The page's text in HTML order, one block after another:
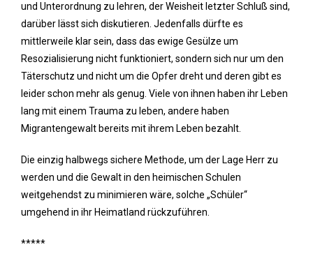
und Unterordnung zu lehren, der Weisheit letzter Schluß sind,
darüber lässt sich diskutieren. Jedenfalls dürfte es
mittlerweile klar sein, dass das ewige Gesülze um
Resozialisierung nicht funktioniert, sondern sich nur um den
Täterschutz und nicht um die Opfer dreht und deren gibt es
leider schon mehr als genug. Viele von ihnen haben ihr Leben
lang mit einem Trauma zu leben, andere haben
Migrantengewalt bereits mit ihrem Leben bezahlt.
Die einzig halbwegs sichere Methode, um der Lage Herr zu
werden und die Gewalt in den heimischen Schulen
weitgehendst zu minimieren wäre, solche „Schüler“
umgehend in ihr Heimatland rückzuführen.
*****